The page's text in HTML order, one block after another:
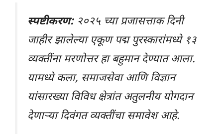
स्पष्टीकरण:२०२५ च्या प्रजासत्ताक दिनी
जाहीर झालेल्या एकूण पद्म पुरस्कारांमध्ये १३
व्यक्तींना मरणोत्तर हा बहुमान देण्यात आला.
यामध्ये कला, समाजसेवा आणि विज्ञान
यांसारख्या विविध क्षेत्रांत अतुलनीय योगदान
देणाऱ्या दिवंगत व्यक्तींचा समावेश आहे.